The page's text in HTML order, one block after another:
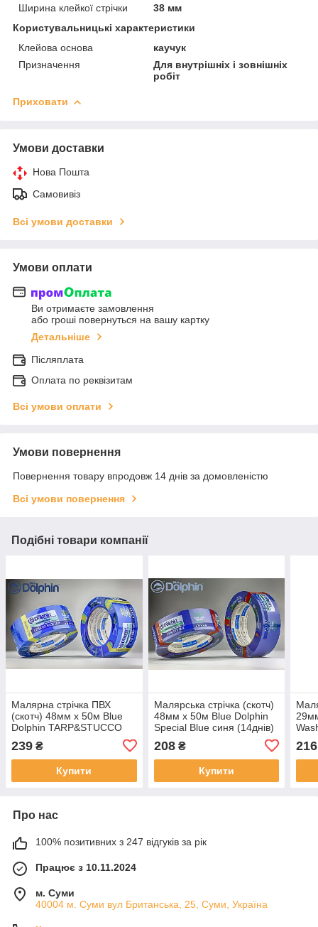
Ширина клейкої стрічки
38 мм
Користувальницькі характеристики
Клейова основа
каучук
Призначення
Для внутрішніх і зовнішніх
робіт
Приховати
Умови доставки
Нова Пошта
Самовивіз
Всі умови доставки
Умови оплати
Ви отримаєте замовлення
або гроші повернуться на вашу картку
Детальніше
Післяплата
Оплата по реквізитам
Всі умови оплати
Умови повернення
Повернення товару впродовж 14 днів за домовленістю
Всі умови повернення
Подібні товари компанії
Малярна стрічка ПВХ
(скотч) 48мм х 50м Blue
Dolphin TARP&STUCCO
239 ₴
Купити
Малярська стрічка (скотч)
48мм х 50м Blue Dolphin
Special Blue синя (14днів)
208₴
Купити
216
Про нас
100% позитивних з 247 відгуків за рік
Працює з 10.11.2024
м. Суми
40004 м. Суми вул Британська, 25, Суми, Україна